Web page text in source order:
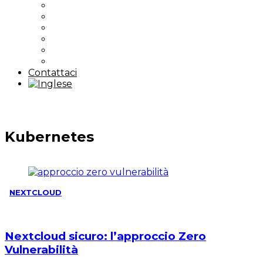
Contattaci
Kubernetes
NEXTCLOUD
Nextcloud sicuro: l’approccio Zero
Vulnerabilità